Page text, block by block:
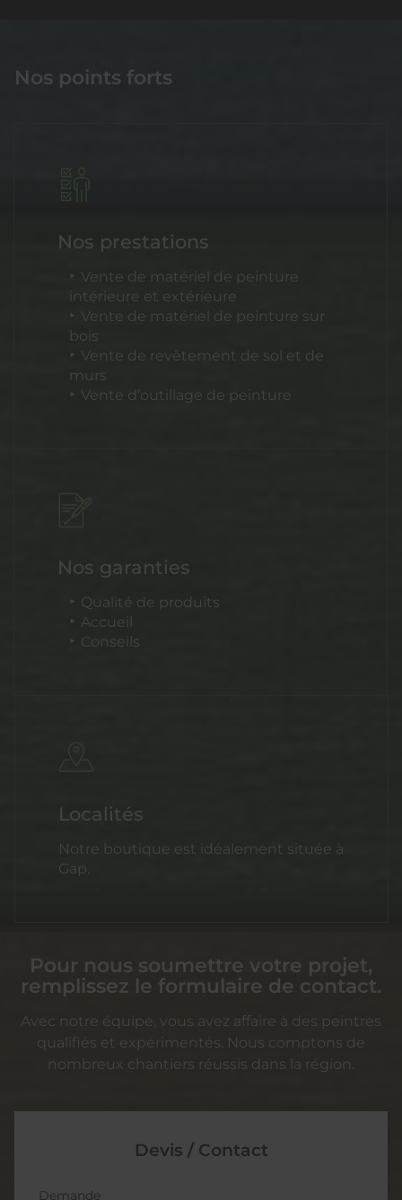
Nos points forts
Nos prestations
Vente de matériel de peinture
intérieure et extérieure
Vente de matériel de peinture sur
bois
Vente de revêtement de sol et de
murs
Vente d’outillage de peinture
Nos garanties
Qualité de produits
Accueil
Conseils
Localités
Notre boutique est idéalement située à
Gap.
Pour nous soumettre votre projet,
remplissez le formulaire de contact.
Avec notre équipe, vous avez affaire à des peintres
qualifiés et expérimentés. Nous comptons de
nombreux chantiers réussis dans la région.
Devis / Contact
Demande